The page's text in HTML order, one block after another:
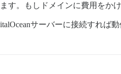
す。もしドメインに費用をか
サーバーに接続すれば動